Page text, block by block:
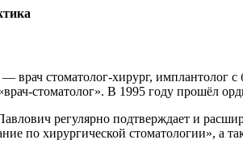
— врач стоматолог-хирург, имплантолог
стоматолог». В 1995 году прошёл
регулярно подтверждает и
по хирургической стоматологии», а